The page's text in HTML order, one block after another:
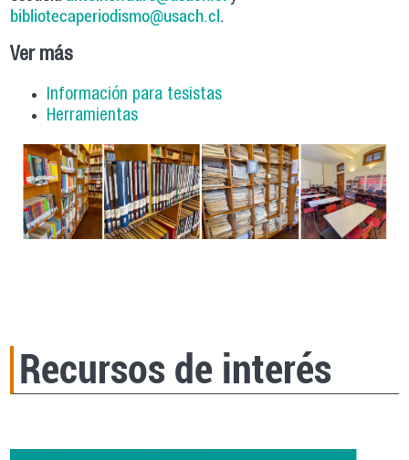
bibliotecaperiodismo@usach.cl.
Ver más
Información para tesistas
Herramientas
Recursos de interés